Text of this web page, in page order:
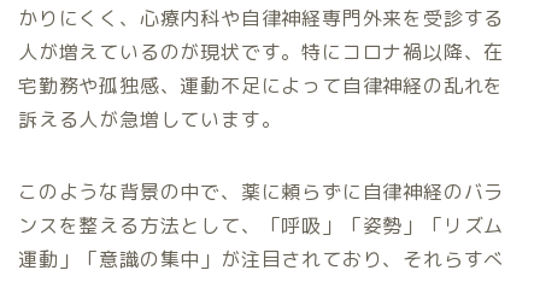
かりにくく、心療内科や自律神経専門外来を受診する
人が増えているのが現状です。特にコロナ禍以降、在
宅勤務や孤独感、運動不足によって自律神経の乱れを
訴える人が急増しています。
このような背景の中で、薬に頼らずに自律神経のバラ
ンスを整える方法として、「呼吸」「姿勢」「リズム
運動」「意識の集中」が注目されており、それらすべ